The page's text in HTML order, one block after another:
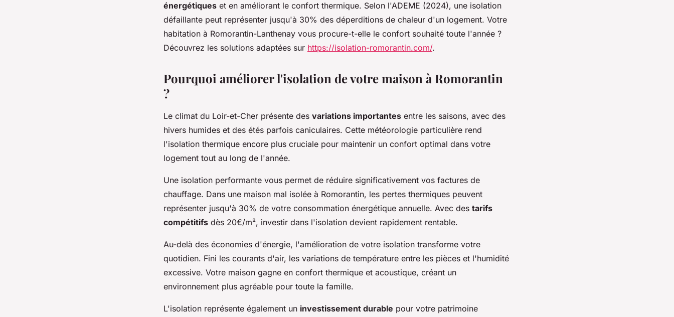
énergétiques et en améliorant le confort thermique. Selon l'ADEME (2024), une isolation
défaillante peut représenter jusqu'à 30% des déperditions de chaleur d'un logement. Votre
habitation à Romorantin-Lanthenay vous procure-t-elle le confort souhaité toute l'année ?
Découvrez les solutions adaptées sur https://isolation-romorantin.com/.
Pourquoi améliorer l'isolation de votre maison à Romorantin
?
Le climat du Loir-et-Cher présente des variations importantes entre les saisons, avec des
hivers humides et des étés parfois caniculaires. Cette météorologie particulière rend
l'isolation thermique encore plus cruciale pour maintenir un confort optimal dans votre
logement tout au long de l'année.
Une isolation performante vous permet de réduire significativement vos factures de
chauffage. Dans une maison mal isolée à Romorantin, les pertes thermiques peuvent
représenter jusqu'à 30% de votre consommation énergétique annuelle. Avec des tarifs
compétitifs dès 20€/m², investir dans l'isolation devient rapidement rentable.
Au-delà des économies d'énergie, l'amélioration de votre isolation transforme votre
quotidien. Fini les courants d'air, les variations de température entre les pièces et l'humidité
excessive. Votre maison gagne en confort thermique et acoustique, créant un
environnement plus agréable pour toute la famille.
L'isolation représente également un investissement durable pour votre patrimoine